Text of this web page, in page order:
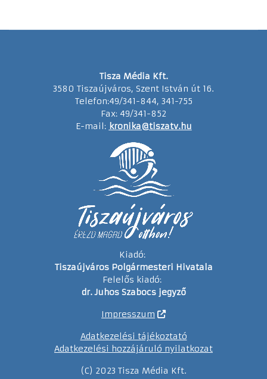
Tisza Média Kft.
3580 Tiszaújváros, Szent István út 16.
Telefon:49/341-844, 341-755
Fax: 49/341-852
E-mail: kronika@tiszatv.hu
Kiadó:
Tiszaújváros Polgármesteri Hivatala
Felelős kiadó:
dr. Juhos Szabocs jegyző
Impresszum
Adatkezelési tájékoztató
Adatkezelési hozzájáruló nyilatkozat
(C) 2023 Tisza Média Kft.